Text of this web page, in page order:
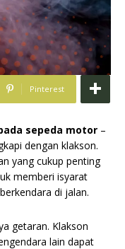
Pinterest
sepeda motor –
dengan klakson.
yang cukup penting
memberi isyarat
di jalan.
getaran. Klakson
lain dapat